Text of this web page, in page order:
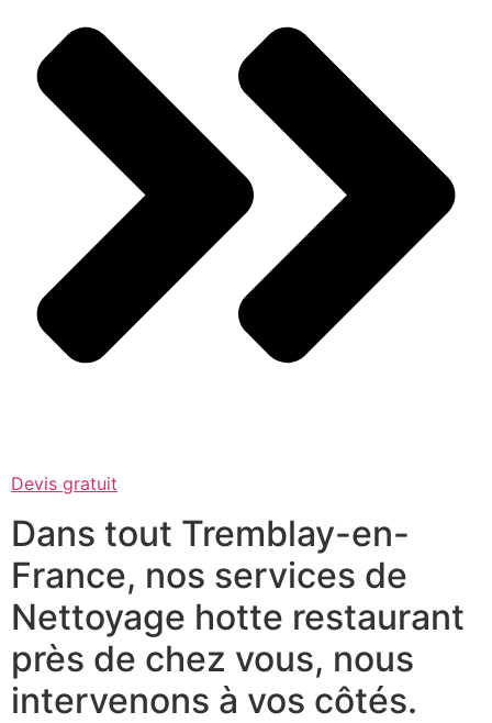
Devis gratuit
Dans tout Tremblay-en-
France, nos services de
Nettoyage hotte restaurant
près de chez vous, nous
intervenons à vos côtés.